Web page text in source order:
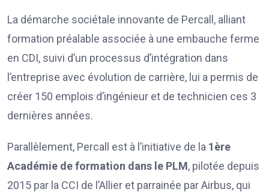
La démarche sociétale innovante de Percall, alliant
formation préalable associée à une embauche ferme
en CDI, suivi d’un processus d’intégration dans
l’entreprise avec évolution de carrière, lui a permis de
créer 150 emplois d’ingénieur et de technicien ces 3
dernières années.
Parallèlement, Percall est à l’initiative de la 1ère
Académie de formation dans le PLM, pilotée depuis
2015 par la CCI de l’Allier et parrainée par Airbus, qui